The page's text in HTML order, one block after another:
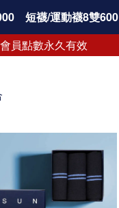
短襪/運動襪8雙600
會員點數永久有效